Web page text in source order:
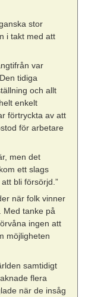
stor
i takt med att
var
tidiga
och allt
enkelt
förtryckta av att
för arbetare
men det
ett slags
bli försörjd.”
när folk vinner
Med tanke på
ingen att
möjligheten
samtidigt
flera
när de insåg